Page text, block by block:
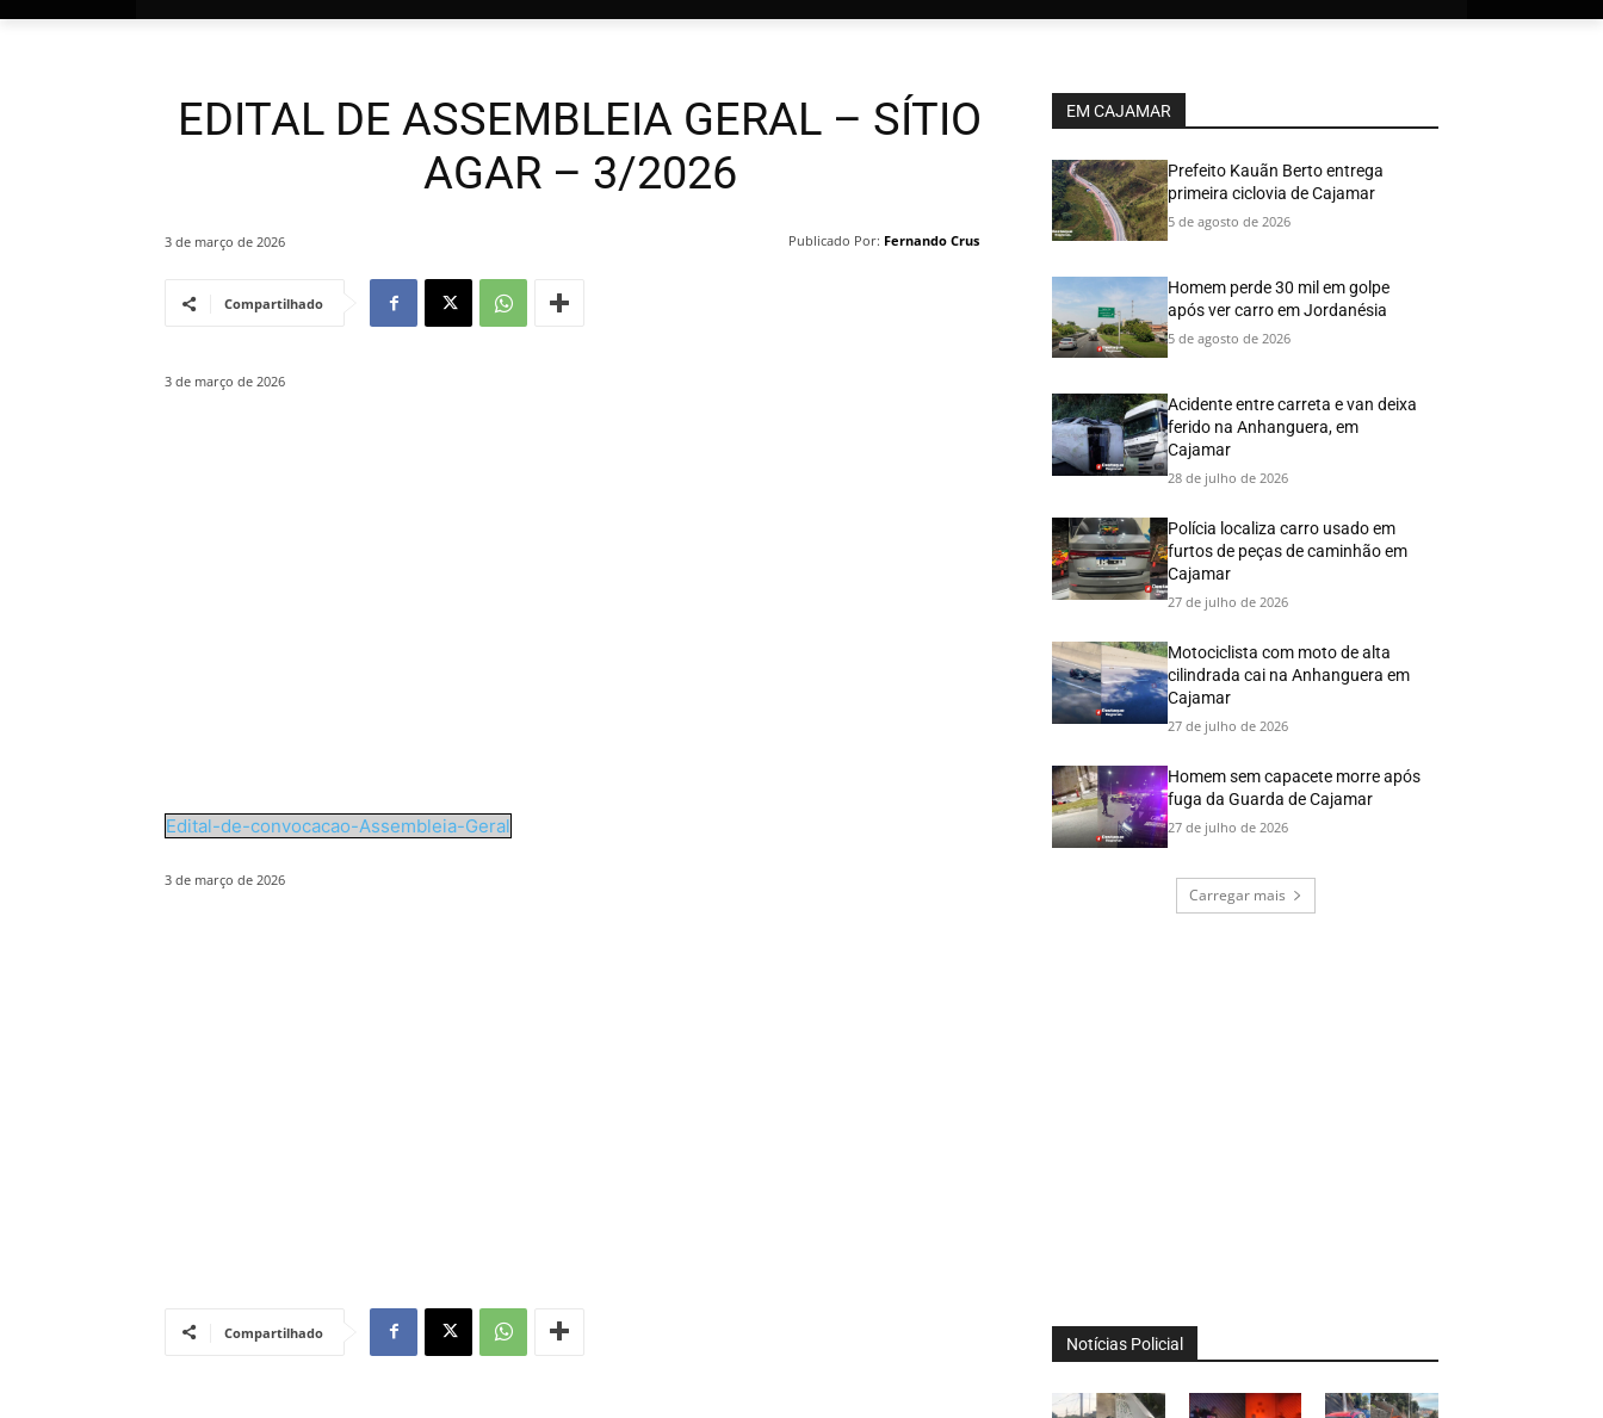
EDITAL DE ASSEMBLEIA GERAL – SÍTIO
AGAR – 3/2026
Publicado Por: Fernando Crus
3 de março de 2026
Compartilhado
3 de março de 2026
Edital-de-convocacao-Assembleia-Geral
3 de março de 2026
Compartilhado
EM CAJAMAR
Prefeito Kauãn Berto entrega
primeira ciclovia de Cajamar
5 de agosto de 2026
Homem perde 30 mil em golpe
após ver carro em Jordanésia
5 de agosto de 2026
Acidente entre carreta e van deixa
ferido na Anhanguera, em
Cajamar
28 de julho de 2026
Polícia localiza carro usado em
furtos de peças de caminhão em
Cajamar
27 de julho de 2026
Motociclista com moto de alta
cilindrada cai na Anhanguera em
Cajamar
27 de julho de 2026
Homem sem capacete morre após
fuga da Guarda de Cajamar
27 de julho de 2026
Carregar mais
Notícias Policial